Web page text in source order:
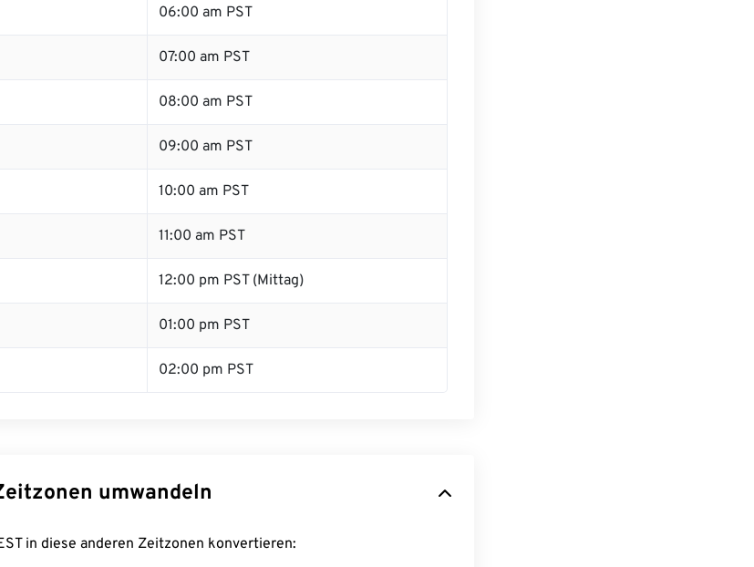
06:00 am PST
07:00 am PST
08:00 am PST
09:00 am PST
10:00 am PST
11:00 am PST
12:00 pm PST (Mittag)
01:00 pm PST
02:00 pm PST
umwandeln
in diese anderen Zeitzonen konvertieren: